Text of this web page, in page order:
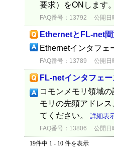
要求）をONします
FAQ番号：13792 公開日
EthernetとFL-net
Ethernetインタフ
FAQ番号：13789 公開日
FL-netインタフェ
コモンメモリ領域
モリの先頭アドレ
てください。 詳細表
FAQ番号：13806 公開日
19件中 1 - 10 件を表示